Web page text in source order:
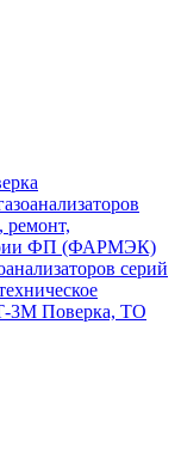
ремонт,
ФП (ФАРМЭК)
серий
3М Поверка, ТО